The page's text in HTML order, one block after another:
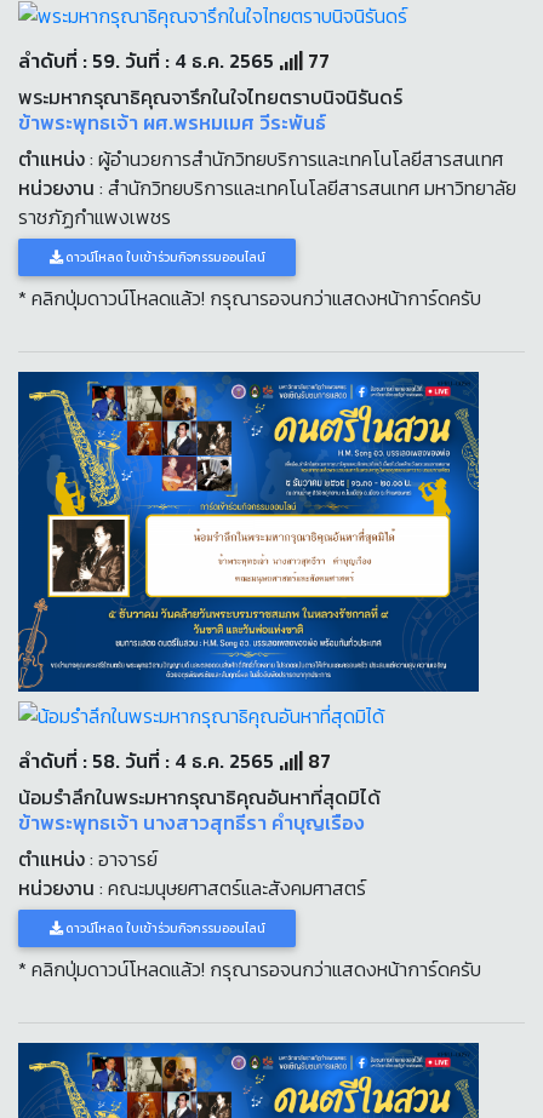
ลำดับที่ : 59. วันที่ : 4 ธ.ค. 2565
77
พระมหากรุณาธิคุณจารึกในใจไทยตราบนิจนิรันดร์
ข้าพระพุทธเจ้า ผศ.พรหมเมศ วีระพันธ์
ตำแหน่ง: ผู้อำนวยการสำนักวิทยบริการและเทคโนโลยีสารสนเทศ
หน่วยงาน : สำนักวิทยบริการและเทคโนโลยีสารสนเทศ มหาวิทยาลัย
ราชภัฏกำแพงเพชร
ดาวน์โหลด ใบเข้าร่วมกิจกรรมออนไลน์
* คลิกปุ่มดาวน์โหลดแล้ว! กรุณารอจนกว่าแสดงหน้าการ์ดครับ
ลำดับที่ : 58. วันที่ : 4 ธ.ค. 2565
87
น้อมรำลึกในพระมหากรุณาธิคุณอันหาที่สุดมิได้
ข้าพระพุทธเจ้า นางสาวสุทธีรา คำบุญเรือง
ตำแหน่ง: อาจารย์
หน่วยงาน : คณะมนุษยศาสตร์และสังคมศาสตร์
ดาวน์โหลด ใบเข้าร่วมกิจกรรมออนไลน์
* คลิกปุ่มดาวน์โหลดแล้ว! กรุณารอจนกว่าแสดงหน้าการ์ดครับ